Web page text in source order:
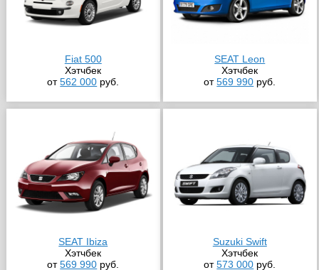
Fiat 500
Хэтчбек
от562 000 руб.
SEAT Leon
Хэтчбек
от569 990 руб.
SEAT Ibiza
Хэтчбек
от569 990 руб.
Suzuki Swift
Хэтчбек
от573 000 руб.